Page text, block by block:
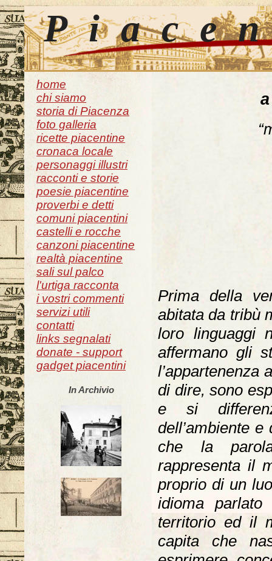
home
chi siamo
storia di Piacenza
foto galleria
ricette piacentine
cronaca locale
personaggi illustri
racconti e storie
poesie piacentine
proverbi e detti
comuni piacentini
castelli e rocche
canzoni piacentine
realtà piacentine
sali sul palco
l'urtiga racconta
i vostri commenti
servizi utili
contatti
links segnalati
donate - support
gadget piacentini
In Archivio
Prima della
abitata da tribù
loro linguaggi
affermano gli
l’appartenenza
di dire, sono
e si
dell’ambiente
che la
rappresenta il
proprio di un
idioma
territorio ed il
capita che